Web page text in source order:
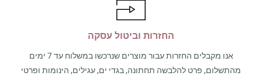
החזרות וביטול עסקה
אנו מקבלים החזרות עבור מוצרים שנרכשו במשלוח עד 7 ימים
מהתשלום, פרט להלבשה תחתונה, בגדי ים, עגילים, הינומות ופרטי